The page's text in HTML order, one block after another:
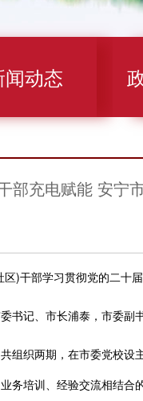
闻动态
部充电赋能 安宁
干部学习贯彻党的二十
记、市长浦泰，市委副
织两期，在市委党校设
务培训、经验交流相结